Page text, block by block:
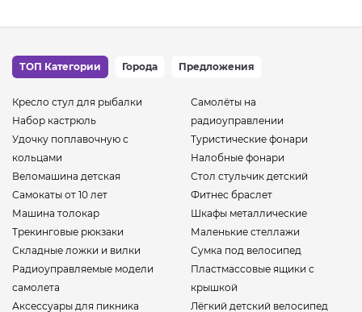
ТОП Категории Города Предложения
Кресло стул для рыбалки
Набор кастрюль
Удочку поплавочную с
кольцами
Веломашина детская
Самокаты от 10 лет
Машина толокар
Трекинговые рюкзаки
Складные ложки и вилки
Самолёты на
радиоуправлении
Туристические фонари
Налобные фонари
Стол стульчик детский
Фитнес браслет
Шкафы металлические
Маленькие стеллажи
Сумка под велосипед
Радиоуправляемые модели
самолета
Аксессуары для пикника
Пластмассовые ящики с
крышкой
Лёгкий детский велосипед